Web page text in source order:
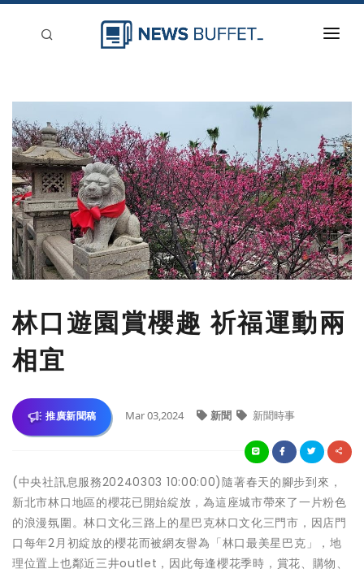
登入
刊登
林口遊園賞櫻趣 祈福運動兩
相宜
推廣新聞稿 Mar 03,2024 新聞 新聞時事
(中央社訊息服務20240303 10:00:00)隨著春天的腳步到來，
新北市林口地區的櫻花已開始綻放，為這座城市帶來了一片粉色
的浪漫氛圍。林口文化三路上的星巴克林口文化三門市，因店門
口每年2月初綻放的櫻花而被網友譽為「林口最美星巴克」，地
理位置上也鄰近三井outlet，因此每逢櫻花季時，賞花、購物、